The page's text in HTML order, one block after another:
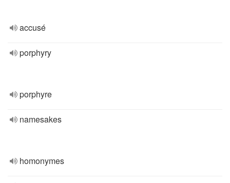
accusé
porphyry
porphyre
namesakes
homonymes